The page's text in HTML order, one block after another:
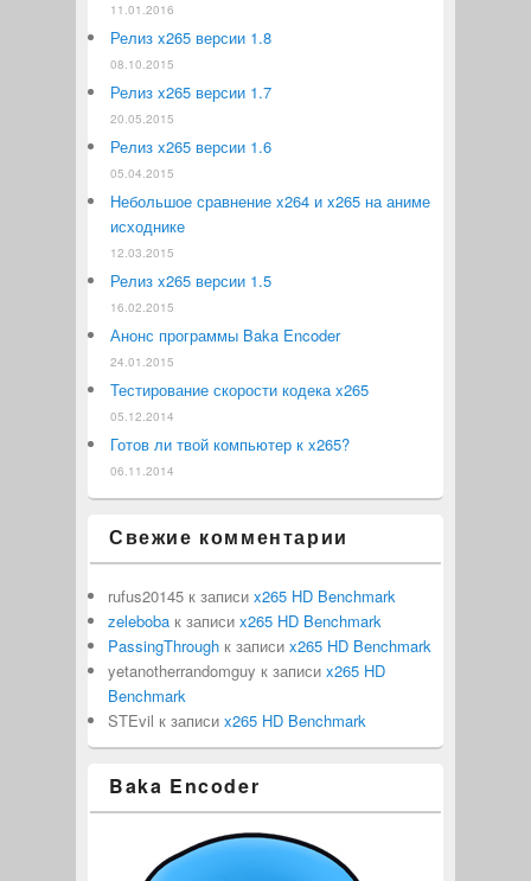
11.01.2016
Релиз x265 версии 1.8
08.10.2015
Релиз x265 версии 1.7
20.05.2015
Релиз x265 версии 1.6
05.04.2015
Небольшое сравнение x264 и x265 на аниме
исходнике
12.03.2015
Релиз x265 версии 1.5
16.02.2015
Анонс программы Baka Encoder
24.01.2015
Тестирование скорости кодека x265
05.12.2014
Готов ли твой компьютер к x265?
06.11.2014
Свежие комментарии
rufus20145к записи x265 HD Benchmark
zelebobaк записи x265 HD Benchmark
PassingThroughк записи x265 HD Benchmark
yetanotherrandomguy к записи x265 HD
Benchmark
STEvil к записи x265 HD Benchmark
Baka Encoder